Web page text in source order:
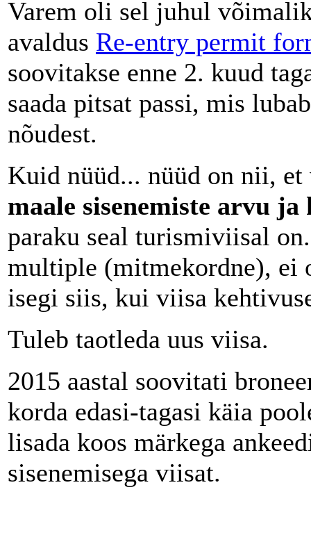
Varem oli sel juhul
avaldus Re-entry permit
soovitakse enne 2. kuud
saada pitsat passi, mis
nõudest.
Kuid nüüd... nüüd on nii,
maale sisenemiste arvu
paraku seal turismiviisal
multiple (mitmekordne), ei
isegi siis, kui viisa
Tuleb taotleda uus viisa.
2015 aastal soovitati
korda edasi-tagasi käia
lisada koos märkega
sisenemisega viisat.